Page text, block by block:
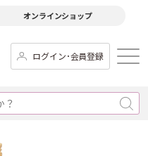
オンラインショップ
ログイン･会員登録